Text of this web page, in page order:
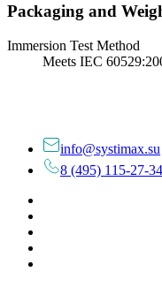
Packaging and
Immersion Test Method
Meets IEC
info@systimax.su
8 (495) 115-27-34